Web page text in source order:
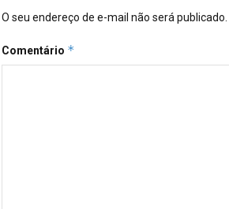
O seu endereço de e-mail não será publicado.
Comentário *